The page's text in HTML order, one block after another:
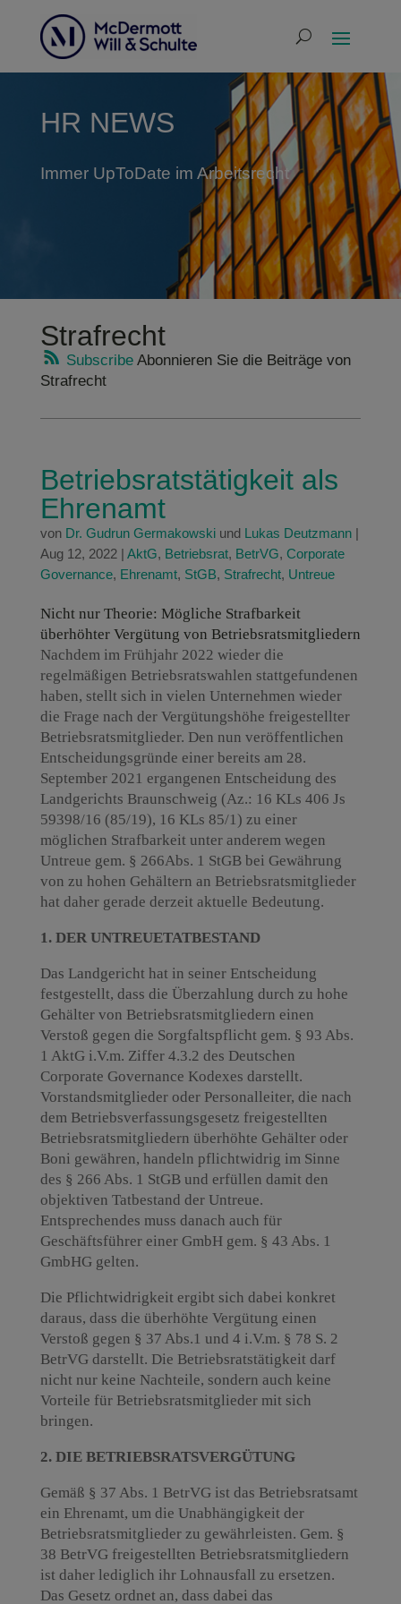
HR NEWS
Immer UpToDate im Arbeitsrecht
Strafrecht
SubscribeAbonnieren Sie die Beiträge von
Strafrecht
Betriebsratstätigkeit als
Ehrenamt
von Dr. Gudrun Germakowskiund Lukas Deutzmann|
Aug 12, 2022| AktG, Betriebsrat, BetrVG, Corporate
Governance, Ehrenamt, StGB, Strafrecht, Untreue
Nicht nur Theorie: Mögliche Strafbarkeit
überhöhter Vergütung von Betriebsratsmitgliedern
Nachdem im Frühjahr 2022 wieder die
regelmäßigen Betriebsratswahlen stattgefundenen
haben, stellt sich in vielen Unternehmen wieder
die Frage nach der Vergütungshöhe freigestellter
Betriebsratsmitglieder. Den nun veröffentlichen
Entscheidungsgründe einer bereits am 28.
September 2021 ergangenen Entscheidung des
Landgerichts Braunschweig (Az.: 16 KLs 406 Js
59398/16 (85/19), 16 KLs 85/1) zu einer
möglichen Strafbarkeit unter anderem wegen
Untreue gem. § 266Abs. 1 StGB bei Gewährung
von zu hohen Gehältern an Betriebsratsmitglieder
hat daher gerade derzeit aktuelle Bedeutung.
1. DER UNTREUETATBESTAND
Das Landgericht hat in seiner Entscheidung
festgestellt, dass die Überzahlung durch zu hohe
Gehälter von Betriebsratsmitgliedern einen
Verstoß gegen die Sorgfaltspflicht gem. § 93 Abs.
1 AktG i.V.m. Ziffer 4.3.2 des Deutschen
Corporate Governance Kodexes darstellt.
Vorstandsmitglieder oder Personalleiter, die nach
dem Betriebsverfassungsgesetz freigestellten
Betriebsratsmitgliedern überhöhte Gehälter oder
Boni gewähren, handeln pflichtwidrig im Sinne
des § 266 Abs. 1 StGB und erfüllen damit den
objektiven Tatbestand der Untreue.
Entsprechendes muss danach auch für
Geschäftsführer einer GmbH gem. § 43 Abs. 1
GmbHG gelten.
Die Pflichtwidrigkeit ergibt sich dabei konkret
daraus, dass die überhöhte Vergütung einen
Verstoß gegen § 37 Abs.1 und 4 i.V.m. § 78 S. 2
BetrVG darstellt. Die Betriebsratstätigkeit darf
nicht nur keine Nachteile, sondern auch keine
Vorteile für Betriebsratsmitglieder mit sich
bringen.
2. DIE BETRIEBSRATSVERGÜTUNG
Gemäß § 37 Abs. 1 BetrVG ist das Betriebsratsamt
ein Ehrenamt, um die Unabhängigkeit der
Betriebsratsmitglieder zu gewährleisten. Gem. §
38 BetrVG freigestellten Betriebsratsmitgliedern
ist daher lediglich ihr Lohnausfall zu ersetzen.
Das Gesetz ordnet an, dass dabei das